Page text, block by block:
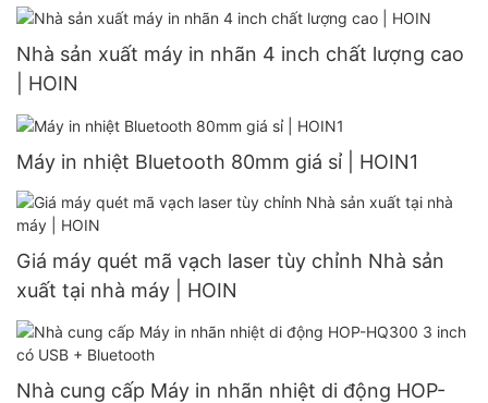
Nhà sản xuất máy in nhãn 4 inch chất lượng cao
| HOIN
Máy in nhiệt Bluetooth 80mm giá sỉ | HOIN1
Giá máy quét mã vạch laser tùy chỉnh Nhà sản
xuất tại nhà máy | HOIN
Nhà cung cấp Máy in nhãn nhiệt di động HOP-